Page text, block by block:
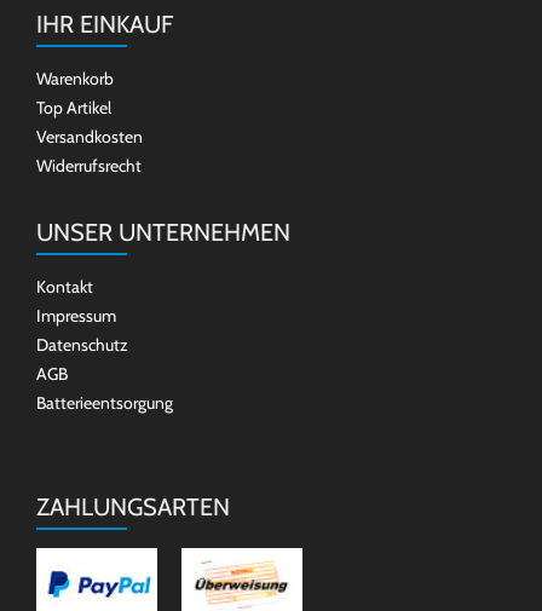
IHR EINKAUF
Warenkorb
Top Artikel
Versandkosten
Widerrufsrecht
UNSER UNTERNEHMEN
Kontakt
Impressum
Datenschutz
AGB
Batterieentsorgung
ZAHLUNGSARTEN